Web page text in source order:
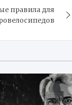
правила для